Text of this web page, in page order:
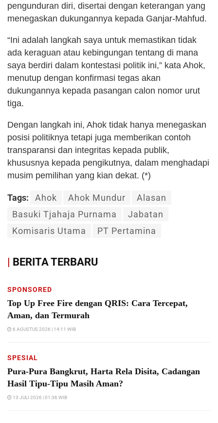
pengunduran diri, disertai dengan keterangan yang
menegaskan dukungannya kepada Ganjar-Mahfud.
“Ini adalah langkah saya untuk memastikan tidak
ada keraguan atau kebingungan tentang di mana
saya berdiri dalam kontestasi politik ini,” kata Ahok,
menutup dengan konfirmasi tegas akan
dukungannya kepada pasangan calon nomor urut
tiga.
Dengan langkah ini, Ahok tidak hanya menegaskan
posisi politiknya tetapi juga memberikan contoh
transparansi dan integritas kepada publik,
khususnya kepada pengikutnya, dalam menghadapi
musim pemilihan yang kian dekat. (*)
Tags: Ahok Ahok Mundur
Alasan
Basuki Tjahaja Purnama
Jabatan
Komisaris Utama
PT Pertamina
| BERITA TERBARU
SPONSORED
Top Up Free Fire dengan QRIS: Cara Tercepat,
Aman, dan Termurah
6 AGUSTUS 2026 | 14:11 WIB
SPESIAL
Pura-Pura Bangkrut, Harta Rela Disita, Cadangan
Hasil Tipu-Tipu Masih Aman?
13 JULI 2026 | 01:36 WIB